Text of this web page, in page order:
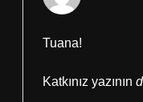
Tuana!
Katkınız yazının